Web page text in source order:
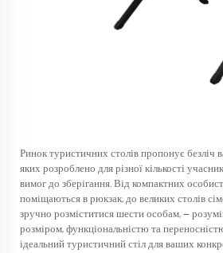
Ринок туристичних столів пропонує безліч
яких розроблено для різної кількості
вимог до зберігання. Від компактних
поміщаються в рюкзак, до великих столів
зручно розміститися шести особам, —
розміром, функціональністю та
ідеальний туристичний стіл для ваших